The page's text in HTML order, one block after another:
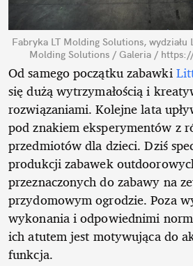
Fabryka LT Molding Solutions, wydziału
Molding Solutions / Galeria /
Od samego początku zabawki
się dużą wytrzymałością i
rozwiązaniami. Kolejne lata
pod znakiem eksperymentów z
przedmiotów dla dzieci. Dziś
produkcji zabawek
przeznaczonych do zabawy na
przydomowym ogrodzie. Poza
wykonania i odpowiednimi
ich atutem jest motywująca do
funkcja.